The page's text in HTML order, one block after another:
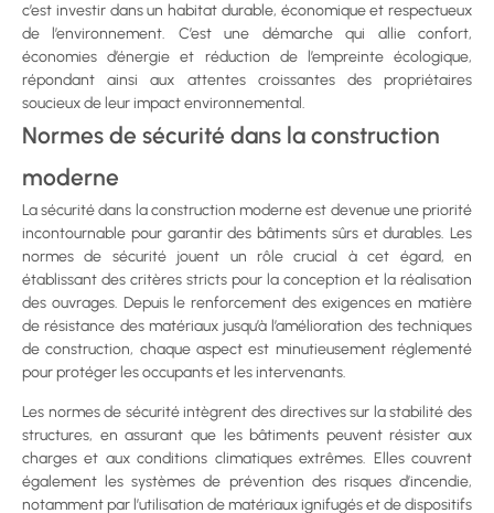
c’est investir dans un habitat durable, économique et respectueux
de l’environnement. C’est une démarche qui allie confort,
économies d’énergie et réduction de l’empreinte écologique,
répondant ainsi aux attentes croissantes des propriétaires
soucieux de leur impact environnemental.
Normes de sécurité dans la construction
moderne
La sécurité dans la construction moderne est devenue une priorité
incontournable pour garantir des bâtiments sûrs et durables. Les
normes de sécurité jouent un rôle crucial à cet égard, en
établissant des critères stricts pour la conception et la réalisation
des ouvrages. Depuis le renforcement des exigences en matière
de résistance des matériaux jusqu’à l’amélioration des techniques
de construction, chaque aspect est minutieusement réglementé
pour protéger les occupants et les intervenants.
Les normes de sécurité intègrent des directives sur la stabilité des
structures, en assurant que les bâtiments peuvent résister aux
charges et aux conditions climatiques extrêmes. Elles couvrent
également les systèmes de prévention des risques d’incendie,
notamment par l’utilisation de matériaux ignifugés et de dispositifs